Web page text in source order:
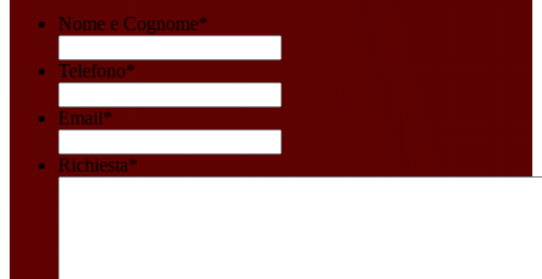
Nome e Cognome*
Telefono*
Email*
Richiesta*